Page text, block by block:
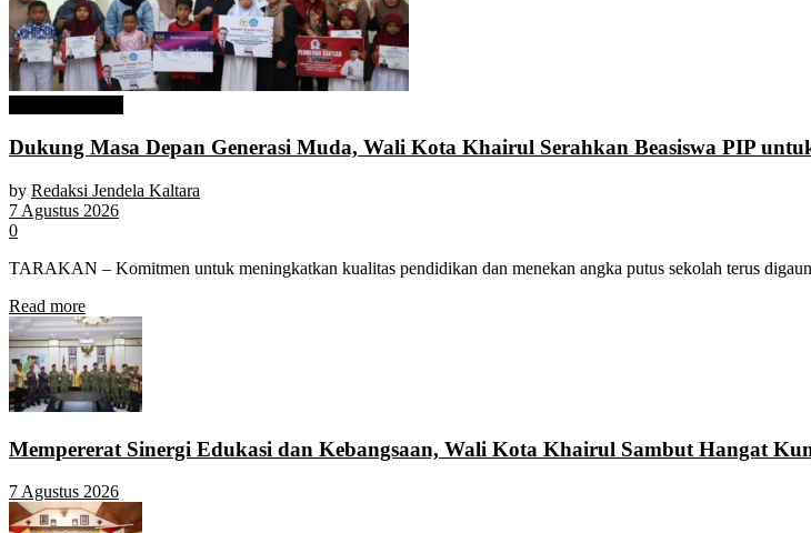
Dukung Masa Depan Generasi Muda, Wali Kota Khairul Serahkan Beasiswa PIP
by Redaksi Jendela Kaltara
7 Agustus 2026
0
TARAKAN – Komitmen untuk meningkatkan kualitas pendidikan dan menekan angka putus sekolah terus
Read moreDetails
Mempererat Sinergi Edukasi dan Kebangsaan, Wali Kota Khairul Sambut Hangat
7 Agustus 2026